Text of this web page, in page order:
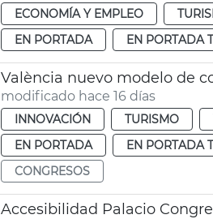
ECONOMÍA Y EMPLEO
EN PORTADA
EN PORTADA
València nuevo modelo de
modificado hace 16 días
INNOVACIÓN TURISMO
EN PORTADA
EN PORTADA
CONGRESOS
Accesibilidad Palacio